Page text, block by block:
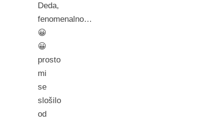
Deda,
fenomenalno…
😀
😀
prosto
mi
se
slošilo
od